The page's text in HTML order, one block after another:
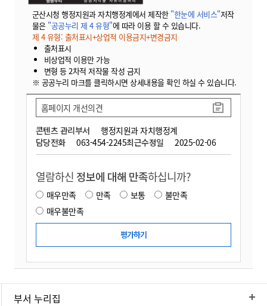
군산시청 행정지원과 자치행정계에서 제작한 "한눈에 서비스"저작
물은 "공공누리 제 4 유형"에 따라 이용 할 수 있습니다.
제 4 유형: 출처표시+상업적 이용금지+변경금지
출처표시
비상업적 이용만 가능
변형 등 2차적 저작물 작성 금지
※ 공공누리 마크를 클릭하시면 상세내용을 확인 하실 수 있습니다.
콘텐츠 관리부서
행정지원과 자치행정계
담당전화
063-454-2245최근수정일 2025-02-06
홈페이지 개선의견
열람하신 정보에 대해 만족하십니까?
매우만족 만족 보통
불만족
매우불만족
부서 누리집